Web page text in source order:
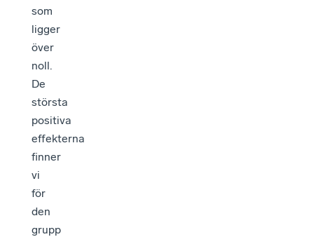
som
ligger
över
noll.
De
största
positiva
effekterna
finner
vi
för
den
grupp